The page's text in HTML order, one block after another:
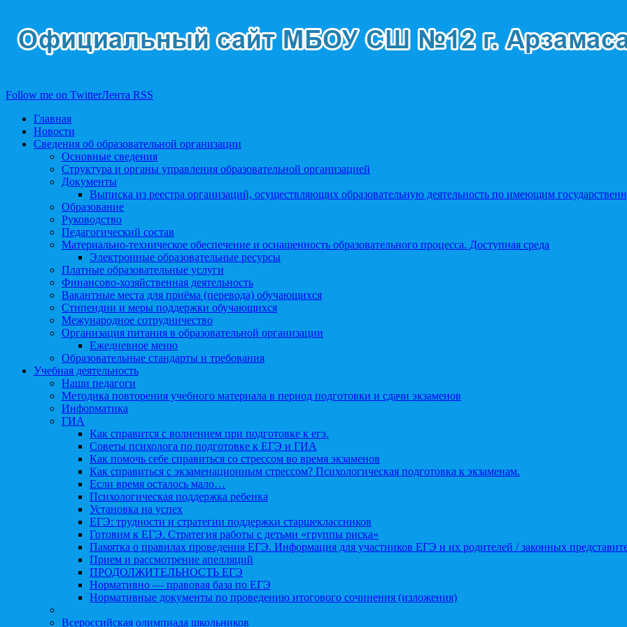
Follow me on TwitterЛента RSS
Главная
Новости
Сведения об образовательной организации
Основные сведения
Структура и органы управления образовательной организацией
Документы
Выписка из реестра организаций, осуществляющих образовательную деятельность по имеющим
Образование
Руководство
Педагогический состав
Материально-техническое обеспечение и оснащенность образовательного процесса. Доступная среда
Электронные образовательные ресурсы
Платные образовательные услуги
Финансово-хозяйственная деятельность
Вакантные места для приёма (перевода) обучающихся
Стипендии и меры поддержки обучающихся
Межународное сотрудничество
Организация питания в образовательной организации
Ежедневное меню
Образовательные стандарты и требования
Учебная деятельность
Наши педагоги
Методика повторения учебного материала в период подготовки и сдачи экзаменов
Информатика
ГИА
Как справится с волнением при подготовке к егэ.
Советы психолога по подготовке к ЕГЭ и ГИА
Как помочь себе справиться со стрессом во время экзаменов
Как справиться с экзаменационным стрессом? Психологическая подготовка к экзаменам.
Если время осталось мало…
Психологическая поддержка ребенка
Установка на успех
ЕГЭ: трудности и стратегии поддержки старшеклассников
Готовим к ЕГЭ. Стратегия работы с детьми «группы риска»
Памятка о правилах проведения ЕГЭ. Информация для участников ЕГЭ и их родителей / законных
Прием и рассмотрение апелляций
ПРОДОЛЖИТЕЛЬНОСТЬ ЕГЭ
Нормативно — правовая база по ЕГЭ
Нормативные документы по проведению итогового сочинения (изложения)
Всероссийская олимпиада школьников